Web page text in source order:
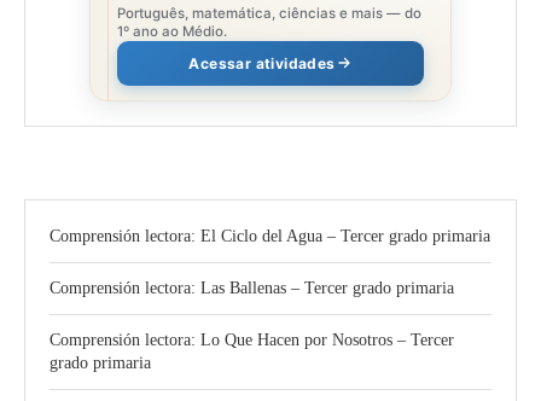
Português, matemática, ciências e mais — do
1º ano ao Médio.
Acessar atividades
Comprensión lectora: El Ciclo del Agua – Tercer grado primaria
Comprensión lectora: Las Ballenas – Tercer grado primaria
Comprensión lectora: Lo Que Hacen por Nosotros – Tercer
grado primaria